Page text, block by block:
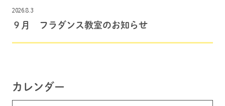
2026.8.3
９月 フラダンス教室のお知らせ
カレンダー